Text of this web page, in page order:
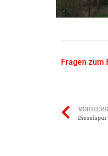
Fragen zum
Dieselspur